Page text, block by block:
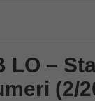
LO –
(2/